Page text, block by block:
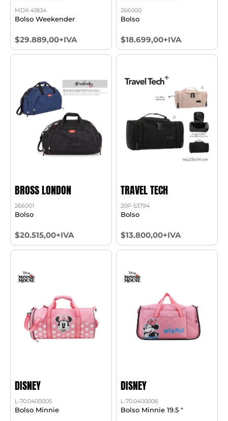
MDX-41834
Bolso Weekender
$29.889,00+IVA
266000
Bolso
$18.699,00+IVA
BROSS LONDON
266001
Bolso
$20.515,00+IVA
TRAVEL TECH
20P-53794
Bolso
$13.800,00+IVA
DISNEY
L-70.0400005
Bolso Minnie
DISNEY
L-70.0400006
Bolso Minnie 19.5 "